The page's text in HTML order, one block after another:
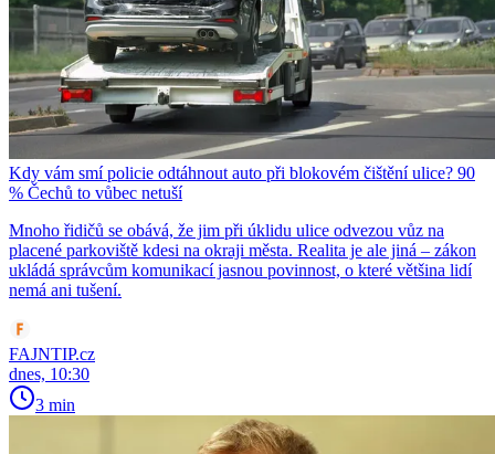
Kdy vám smí policie odtáhnout auto při blokovém čištění ulice? 90
% Čechů to vůbec netuší
Mnoho řidičů se obává, že jim při úklidu ulice odvezou vůz na
placené parkoviště kdesi na okraji města. Realita je ale jiná – zákon
ukládá správcům komunikací jasnou povinnost, o které většina lidí
nemá ani tušení.
FAJNTIP.cz
dnes, 10:30
3 min